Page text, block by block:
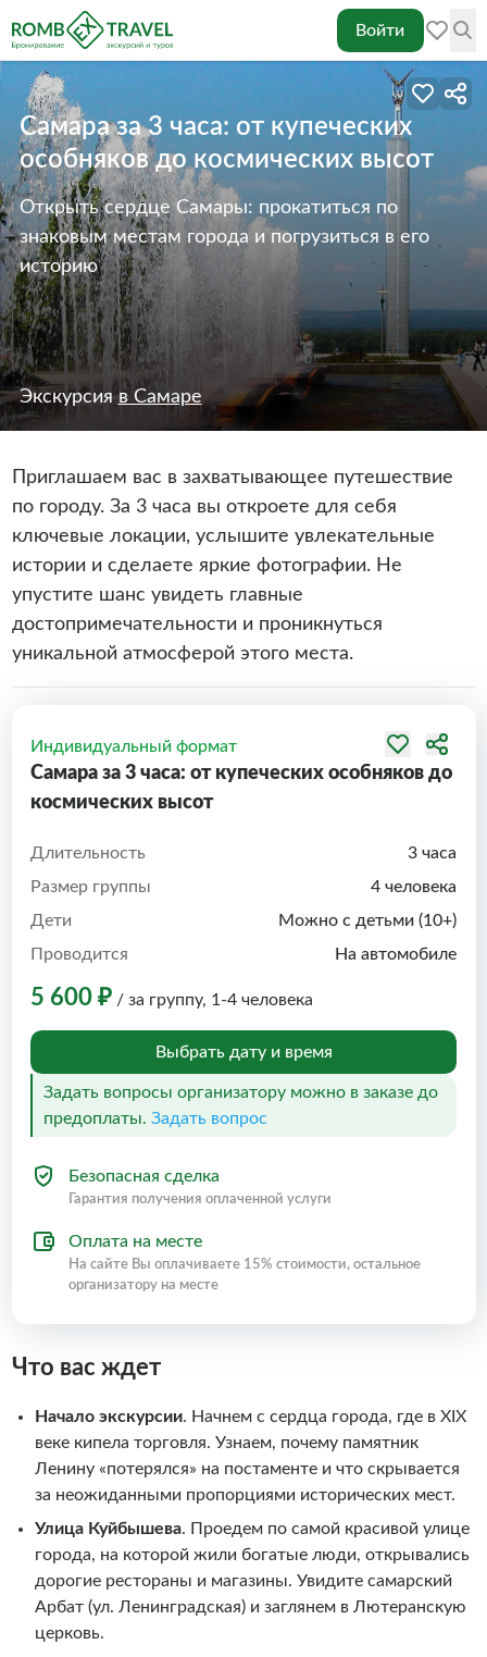
Войти
Самара за 3 часа: от купеческих
особняков до космических высот
Открыть сердце Самары: прокатиться по
знаковым местам города и погрузиться в его
историю
Экскурсияв Самаре
Приглашаем вас в захватывающее путешествие
по городу. За 3 часа вы откроете для себя
ключевые локации, услышите увлекательные
истории и сделаете яркие фотографии. Не
упустите шанс увидеть главные
достопримечательности и проникнуться
уникальной атмосферой этого места.
Индивидуальный формат
Самара за 3 часа: от купеческих особняков до
космических высот
Длительность
3 часа
Размер группы
4 человека
Дети
Можно с детьми (10+)
Проводится
На автомобиле
5 600 ₽ / за группу, 1-4 человека
Выбрать дату и время
Задать вопросы организатору можно в заказе до
предоплаты. Задать вопрос
Безопасная сделка
Гарантия получения оплаченной услуги
Оплата на месте
На сайте Вы оплачиваете 15% стоимости, остальное
организатору на месте
Что вас ждет
Начало экскурсии. Начнем с сердца города, где в XIX
веке кипела торговля. Узнаем, почему памятник
Ленину «потерялся» на постаменте и что скрывается
за неожиданными пропорциями исторических мест.
Улица Куйбышева. Проедем по самой красивой улице
города, на которой жили богатые люди, открывались
дорогие рестораны и магазины. Увидите самарский
Арбат (ул. Ленинградская) и заглянем в Лютеранскую
церковь.